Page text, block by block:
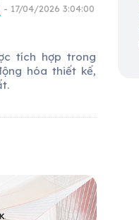
- 17/04/2026 3:04:00
tích hợp trong
hóa thiết kế,